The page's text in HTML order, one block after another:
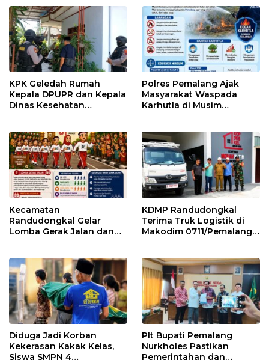
KPK Geledah Rumah
Kepala DPUPR dan Kepala
Dinas Kesehatan
Polres Pemalang Ajak
Masyarakat Waspada
Karhutla di Musim
Kecamatan
Randudongkal Gelar
Lomba Gerak Jalan dan
KDMP Randudongkal
Terima Truk Logistik di
Makodim 0711/Pemalang
Diduga Jadi Korban
Kekerasan Kakak Kelas,
Siswa SMPN 4
Plt Bupati Pemalang
Nurkholes Pastikan
Pemerintahan dan